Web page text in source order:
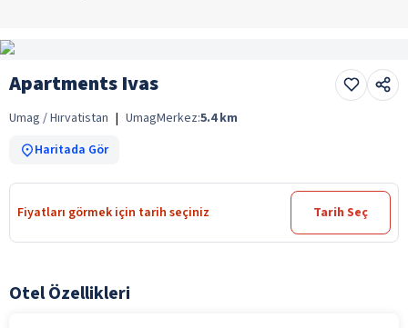
Apartments Ivas
Umag / Hırvatistan | UmagMerkez:5.4 km
Haritada Gör
Fiyatları görmek için tarih seçiniz Tarih Seç
Otel Özellikleri